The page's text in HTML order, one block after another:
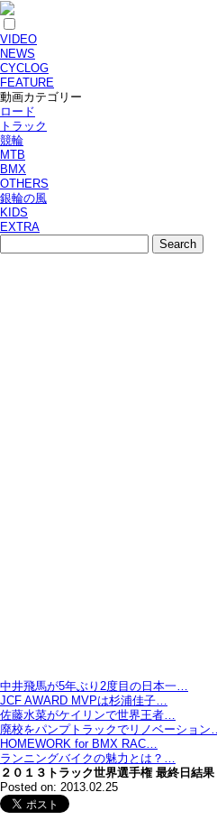
VIDEO
NEWS
CYCLOG
FEATURE
動画カテゴリー
ロード
トラック
競輪
MTB
BMX
OTHERS
銀輪の風
KIDS
EXTRA
中井飛馬が5年ぶり2度目の日本一…
JCF AWARD MVPは杉浦佳子…
佐藤水菜がケイリンで世界王者…
廃校をパンプトラックでリノベーション…
HOMEWORK for BMX RAC…
ランニングバイクの魅力とは？…
２０１３トラック世界選手権 最終日結果
Posted on: 2013.02.25